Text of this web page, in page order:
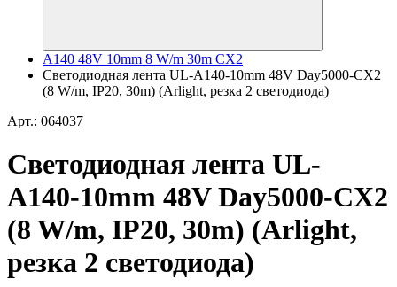
A140 48V 10mm 8 W/m 30m CX2
Светодиодная лента UL-A140-10mm 48V Day5000-CX2
(8 W/m, IP20, 30m) (Arlight, резка 2 светодиода)
Арт.: 064037
Светодиодная лента UL-
A140-10mm 48V Day5000-CX2
(8 W/m, IP20, 30m) (Arlight,
резка 2 светодиода)